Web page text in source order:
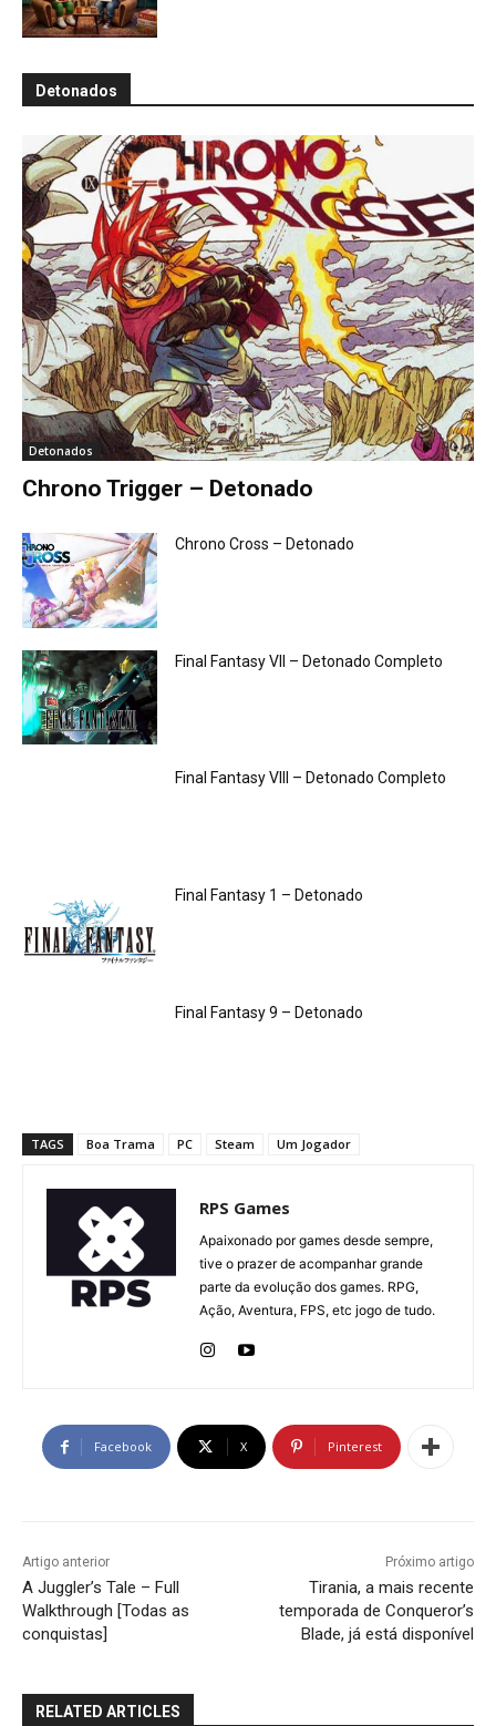
Detonados
Detonados
Chrono Trigger – Detonado
Chrono Cross – Detonado
Final Fantasy VII – Detonado Completo
Final Fantasy VIII – Detonado Completo
Final Fantasy 1 – Detonado
Final Fantasy 9 – Detonado
TAGS Boa Trama PC Steam Um Jogador
RPS Games
Apaixonado por games desde sempre,
tive o prazer de acompanhar grande
parte da evolução dos games. RPG,
Ação, Aventura, FPS, etc jogo de tudo.
Facebook X Pinterest
Artigo anterior
A Juggler’s Tale – Full
Walkthrough [Todas as
conquistas]
Próximo artigo
Tirania, a mais recente
temporada de Conqueror’s
Blade, já está disponível
RELATED ARTICLES